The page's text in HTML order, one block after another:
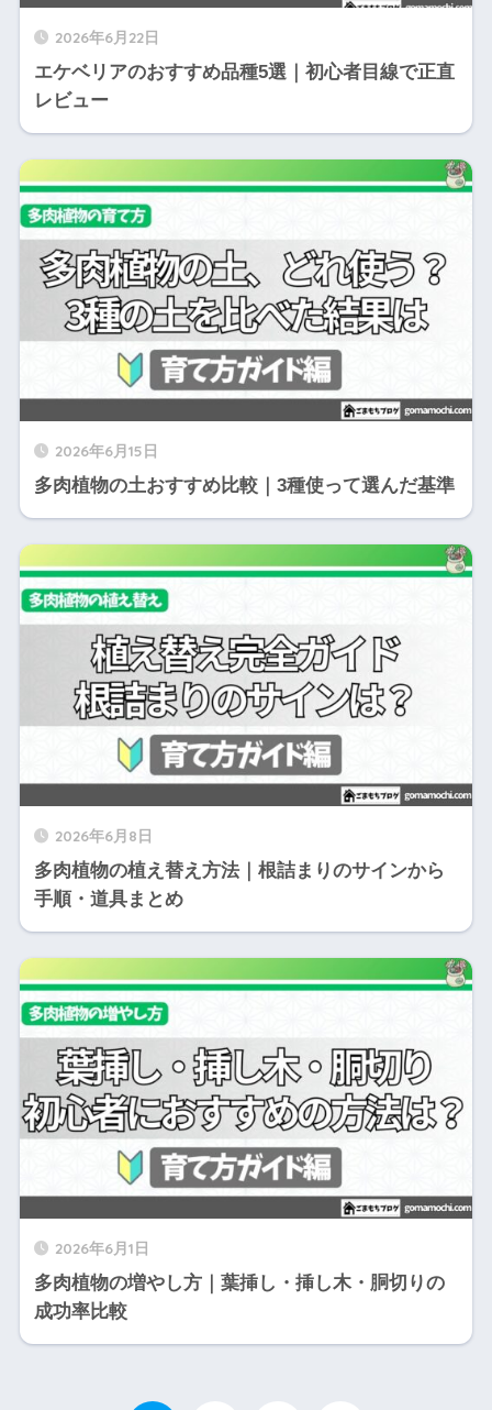
2026年6月22日
エケベリアのおすすめ品種5選｜初心者目線で正直
レビュー
2026年6月15日
多肉植物の土おすすめ比較｜3種使って選んだ基準
2026年6月8日
多肉植物の植え替え方法｜根詰まりのサインから
手順・道具まとめ
2026年6月1日
多肉植物の増やし方｜葉挿し・挿し木・胴切りの
成功率比較